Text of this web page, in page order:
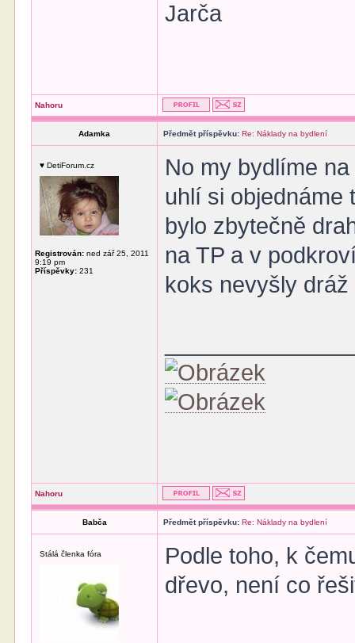
Jarča
Nahoru
Adamka Předmět příspěvku: Re: Náklady na bydlení
♥ DetiForum.cz
Registrován: ned zář 25, 2011
9:19 pm
Příspěvky: 231
No my bydlíme
uhlí si objednáme
bylo zbytečně
na TP a v
koks nevyšly
Nahoru
Babča Předmět příspěvku: Re: Náklady na bydlení
Stálá členka fóra
Podle toho, k
dřevo, není co